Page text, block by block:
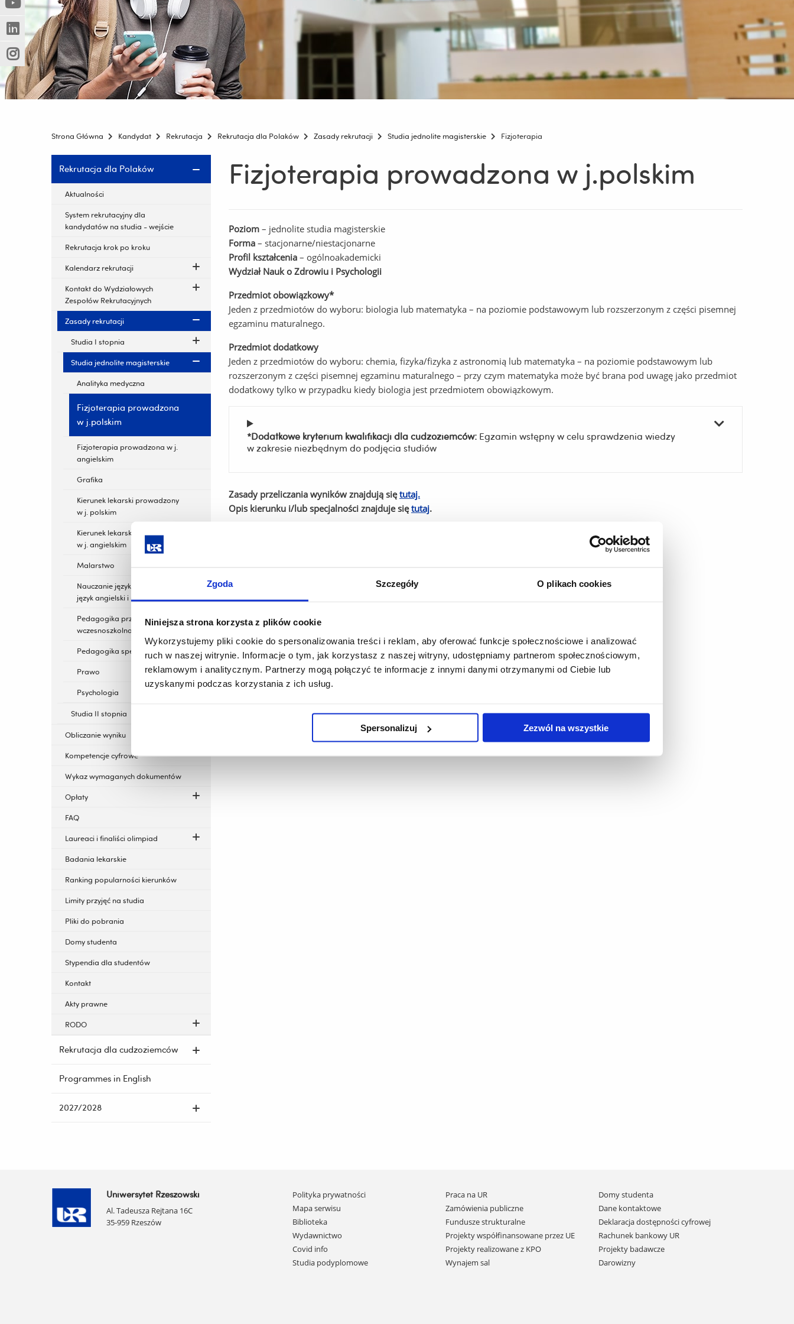
Zgoda Szczegóły O plikach cookies
Niniejsza strona korzysta z plików cookie
Wykorzystujemy pliki cookie do spersonalizowania treści i reklam, aby oferować funkcje społecznościowe i analizować
ruch w naszej witrynie. Informacje o tym, jak korzystasz z naszej witryny, udostępniamy partnerom społecznościowym,
reklamowym i analitycznym. Partnerzy mogą połączyć te informacje z innymi danymi otrzymanymi od Ciebie lub
uzyskanymi podczas korzystania z ich usług.
Spersonalizuj Zezwól na wszystkie
innej
strony)
(Nowe
okno)
(Link
do
innej
strony)
(Nowe
okno)
(Link
do
innej
strony)
(Nowe
okno)
(Link
do
innej
strony)
Strona Główna Kandydat Rekrutacja Rekrutacja dla Polaków Zasady rekrutacji Studia jednolite magisterskie Fizjoterapia
Pomiń
nawigację
do
treści
Rekrutacja dla Polaków
Aktualności
System rekrutacyjny dla
kandydatów na studia - wejście
Rekrutacja krok po kroku
Kalendarz rekrutacji
Kontakt do Wydziałowych
Zespołów Rekrutacyjnych
Zasady rekrutacji
Studia I stopnia
Studia jednolite magisterskie
Analityka medyczna
Fizjoterapia prowadzona
w j.polskim
Fizjoterapia prowadzona w j.
angielskim
Grafika
Kierunek lekarski prowadzony
w j. polskim
Kierunek lekarski prowadzony
w j. angielskim
Malarstwo
Nauczanie języków obcych -
język angielski i rosyjski
Pedagogika przedszkolna i
wczesnoszkolna
Pedagogika specjalna
Prawo
Psychologia
Studia II stopnia
Obliczanie wyniku
Kompetencje cyfrowe
Wykaz wymaganych dokumentów
Opłaty
FAQ
Laureaci i finaliści olimpiad
Badania lekarskie
Ranking popularności kierunków
Limity przyjęć na studia
Pliki do pobrania
Domy studenta
Stypendia dla studentów
Kontakt
Akty prawne
RODO
Rekrutacja dla cudzoziemców
Programmes in English
2027/2028
Fizjoterapia prowadzona w j.polskim
Poziom – jednolite studia magisterskie
Forma – stacjonarne/niestacjonarne
Profil kształcenia – ogólnoakademicki
Wydział Nauk o Zdrowiu i Psychologii
Przedmiot obowiązkowy*
Jeden z przedmiotów do wyboru: biologia lub matematyka – na poziomie podstawowym lub rozszerzonym z części pisemnej
egzaminu maturalnego.
Przedmiot dodatkowy
Jeden z przedmiotów do wyboru: chemia, fizyka/fizyka z astronomią lub matematyka – na poziomie podstawowym lub
rozszerzonym z części pisemnej egzaminu maturalnego – przy czym matematyka może być brana pod uwagę jako przedmiot
dodatkowy tylko w przypadku kiedy biologia jest przedmiotem obowiązkowym.
*Dodatkowe kryterium kwalifikacji dla cudzoziemców: Egzamin wstępny w celu sprawdzenia wiedzy
w zakresie niezbędnym do podjęcia studiów
Zasady przeliczania wyników znajdują siętutaj.
Opis kierunku i/lub specjalności znajduje siętutaj.
Uniwersytet Rzeszowski
Al. Tadeusza Rejtana 16C
35-959 Rzeszów
Pomiń
nawigację
i
przejdź
do
treści
Polityka prywatności
Mapa serwisu
Biblioteka
Wydawnictwo
Covid info
Studia podyplomowe
Praca na UR
Zamówienia publiczne
Fundusze strukturalne
Projekty współfinansowane przez UE
Projekty realizowane z KPO
Wynajem sal
Domy studenta
Dane kontaktowe
Deklaracja dostępności cyfrowej
Rachunek bankowy UR
Projekty badawcze
Darowizny